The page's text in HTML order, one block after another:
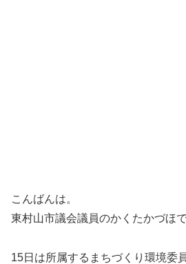
こんばんは。
東村山市議会議員のかくたかづほで
15日は所属するまちづくり環境委